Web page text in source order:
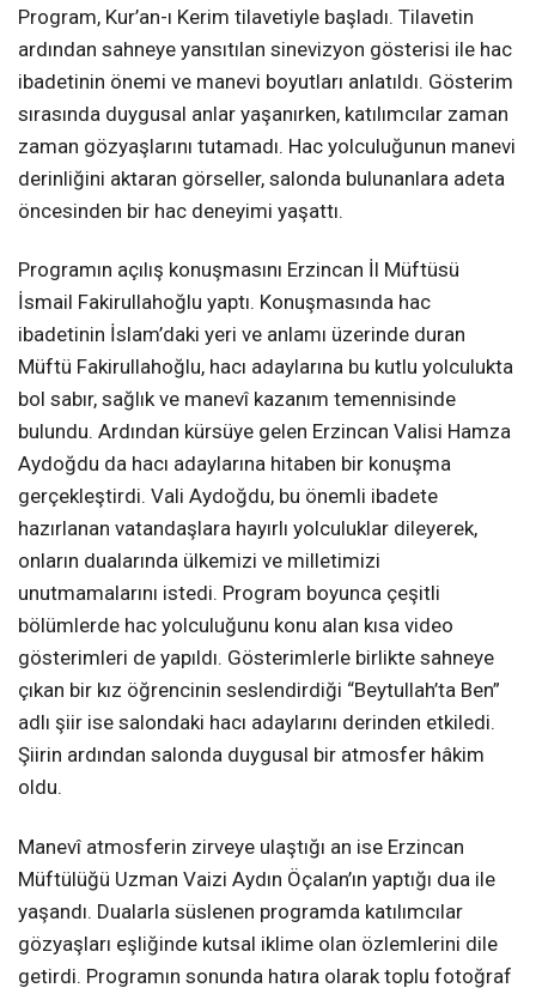
Program, Kur’an-ı Kerim tilavetiyle başladı. Tilavetin
ardından sahneye yansıtılan sinevizyon gösterisi ile hac
ibadetinin önemi ve manevi boyutları anlatıldı. Gösterim
sırasında duygusal anlar yaşanırken, katılımcılar zaman
zaman gözyaşlarını tutamadı. Hac yolculuğunun manevi
derinliğini aktaran görseller, salonda bulunanlara adeta
öncesinden bir hac deneyimi yaşattı.
Programın açılış konuşmasını Erzincan İl Müftüsü
İsmail Fakirullahoğlu yaptı. Konuşmasında hac
ibadetinin İslam’daki yeri ve anlamı üzerinde duran
Müftü Fakirullahoğlu, hacı adaylarına bu kutlu yolculukta
bol sabır, sağlık ve manevî kazanım temennisinde
bulundu. Ardından kürsüye gelen Erzincan Valisi Hamza
Aydoğdu da hacı adaylarına hitaben bir konuşma
gerçekleştirdi. Vali Aydoğdu, bu önemli ibadete
hazırlanan vatandaşlara hayırlı yolculuklar dileyerek,
onların dualarında ülkemizi ve milletimizi
unutmamalarını istedi. Program boyunca çeşitli
bölümlerde hac yolculuğunu konu alan kısa video
gösterimleri de yapıldı. Gösterimlerle birlikte sahneye
çıkan bir kız öğrencinin seslendirdiği “Beytullah’ta Ben”
adlı şiir ise salondaki hacı adaylarını derinden etkiledi.
Şiirin ardından salonda duygusal bir atmosfer hâkim
oldu.
Manevî atmosferin zirveye ulaştığı an ise Erzincan
Müftülüğü Uzman Vaizi Aydın Öçalan’ın yaptığı dua ile
yaşandı. Dualarla süslenen programda katılımcılar
gözyaşları eşliğinde kutsal iklime olan özlemlerini dile
getirdi. Programın sonunda hatıra olarak toplu fotoğraf